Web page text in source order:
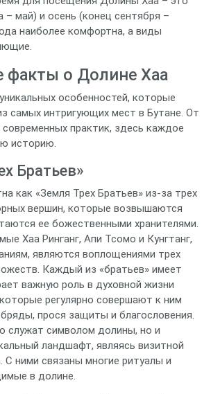
– май) и осень (конец сентября –
наиболее комфортна, а виды
факты о Долине Хаа
особенностей, которые
самых интригующих мест в Бутане. От
практик, здесь каждое
историю.
Братьев»
как «Земля Трех Братьев» из-за трех
вершин, которые возвышаются
ее божественными хранителями.
Хаа Ринганг, Апи Тсомо и Кунгтанг,
являются воплощениями трех
Каждый из «братьев» имеет
важную роль в духовной жизни
регулярно совершают к ним
прося защиты и благословения.
служат символом долины, но и
ландшафт, являясь визитной
С ними связаны многие ритуалы и
в долине.